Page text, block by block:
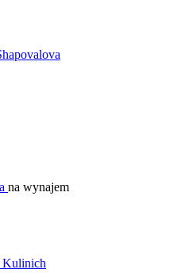
na wynajem